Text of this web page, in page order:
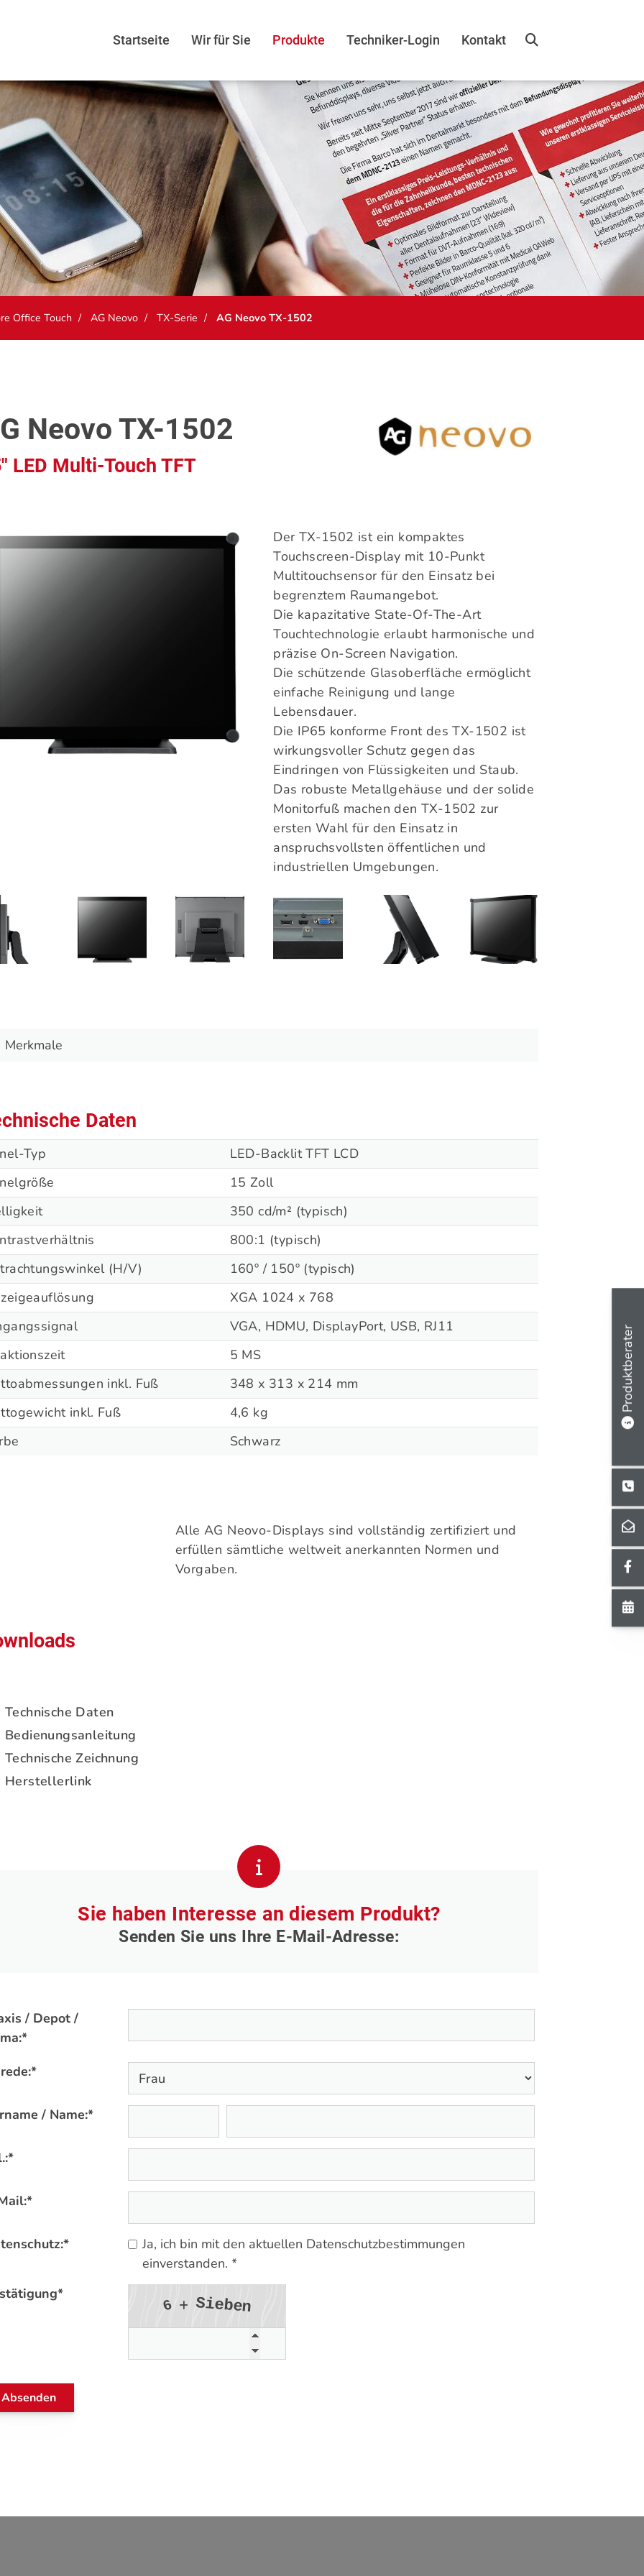
Startseite Wir für Sie Produkte Techniker-Login Kontakt
Office Touch AG Neovo TX-Serie AG Neovo TX-1502
Neovo TX-1502
LED Multi-Touch TFT
Der TX-1502 ist ein kompaktes
Touchscreen-Display mit 10-Punkt
Multitouchsensor für den Einsatz bei
begrenztem Raumangebot.
Die kapazitative State-Of-The-Art
Touchtechnologie erlaubt harmonische und
präzise On-Screen Navigation.
Die schützende Glasoberfläche ermöglicht
einfache Reinigung und lange
Lebensdauer.
Die IP65 konforme Front des TX-1502 ist
wirkungsvoller Schutz gegen das
Eindringen von Flüssigkeiten und Staub.
Das robuste Metallgehäuse und der solide
Monitorfuß machen den TX-1502 zur
ersten Wahl für den Einsatz in
anspruchsvollsten öffentlichen und
industriellen Umgebungen.
Merkmale
Daten
Typ
LED-Backlit TFT LCD
15 Zoll
350 cd/m² (typisch)
800:1 (typisch)
(H/V)
160º / 150º (typisch)
XGA 1024 x 768
VGA, HDMU, DisplayPort, USB, RJ11
5 MS
inkl. Fuß
348 x 313 x 214 mm
inkl. Fuß
4,6 kg
Schwarz
Alle AG Neovo-Displays sind vollständig zertifiziert und
erfüllen sämtliche weltweit anerkannten Normen und
Vorgaben.
Technische Daten
Bedienungsanleitung
Technische Zeichnung
Herstellerlink
Sie haben Interesse an diesem Produkt?
Senden Sie uns Ihre E-Mail-Adresse:
/ Depot /
*
*
/ Name:*
*
*
*
Ja, ich bin mit den aktuellen Datenschutzbestimmungen
einverstanden. *
*
6 Sieben
Produktberater